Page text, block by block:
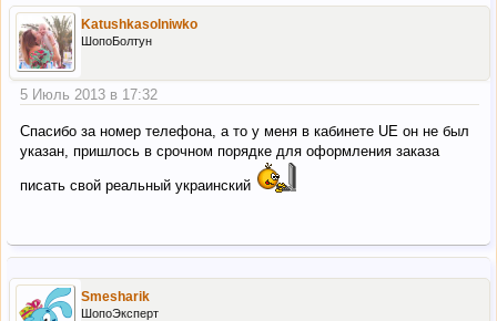
Katushkasolniwko
ШопоБолтун
5 Июль 2013 в 17:32
Спасибо за номер телефона, а то у меня в кабинете UE он не был
указан, пришлось в срочном порядке для оформления заказа
писать свой реальный украинский
Smesharik
ШопоЭксперт